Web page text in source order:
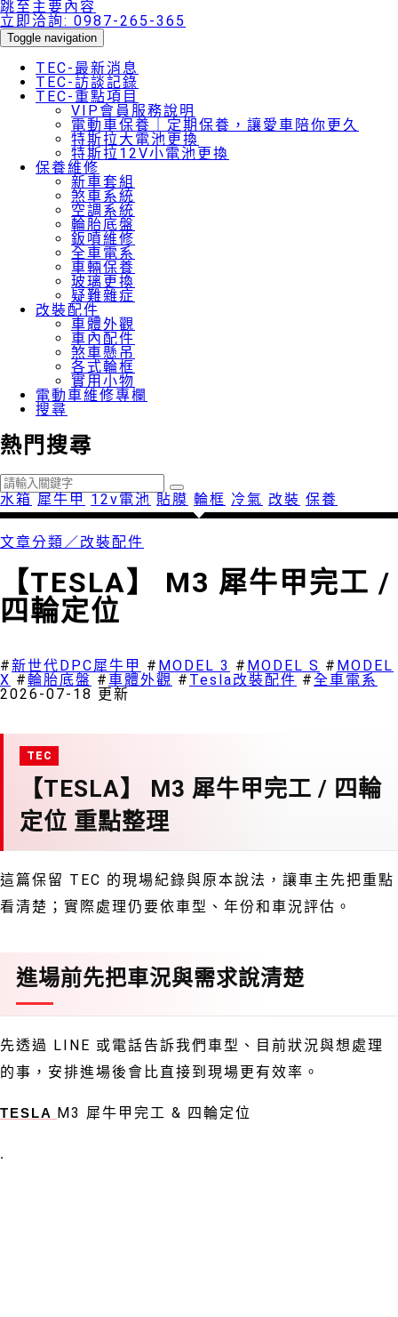
跳至主要內容
立即洽詢: 0987-265-365
Toggle navigation
TEC-最新消息
TEC-訪談記錄
TEC-重點項目
VIP會員服務說明
電動車保養｜定期保養，讓愛車陪你更久
特斯拉大電池更換
特斯拉12V小電池更換
保養維修
新車套組
煞車系統
空調系統
輪胎底盤
鈑噴維修
全車電系
車輛保養
玻璃更換
疑難雜症
改裝配件
車體外觀
車內配件
煞車懸吊
各式輪框
實用小物
電動車維修專欄
搜尋
熱門搜尋
水箱 犀牛甲 12v電池 貼膜 輪框 冷氣 改裝 保養
文章分類／改裝配件
【TESLA】 M3 犀牛甲完工 /
四輪定位
#新世代DPC犀牛甲 # MODEL 3 # MODEL S # MODEL
X #輪胎底盤 #車體外觀 # Tesla改裝配件 #全車電系
2026-07-18 更新
【TESLA】 M3 犀牛甲完工 / 四輪
定位 重點整理
這篇保留 TEC 的現場紀錄與原本說法，讓車主先把重點
看清楚；實際處理仍要依車型、年份和車況評估。
進場前先把車況與需求說清楚
先透過 LINE 或電話告訴我們車型、目前狀況與想處理
的事，安排進場後會比直接到現場更有效率。
TESLA M3 犀牛甲完工 & 四輪定位
.